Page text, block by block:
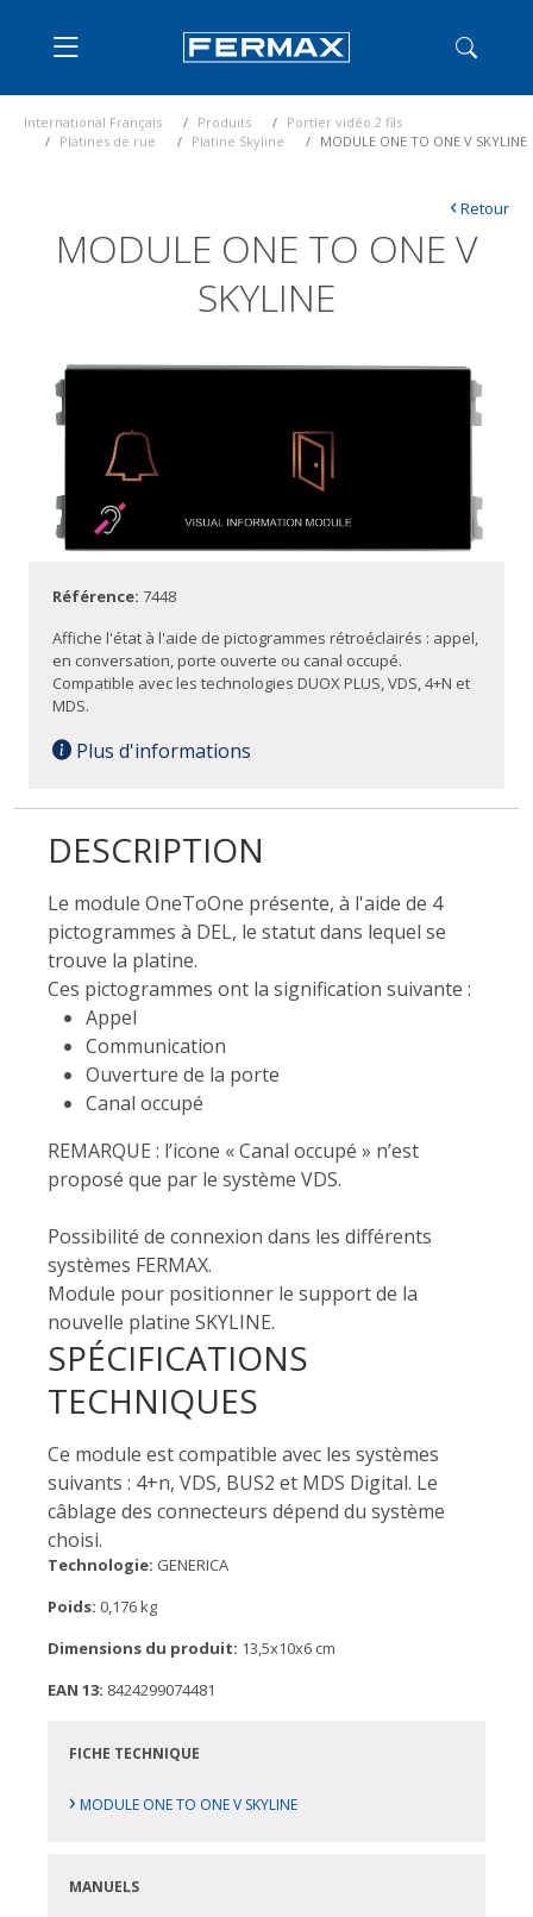
International Français Produits
Portier vidéo 2 fils
Platines de rue
Platine Skyline MODULE ONE TO ONE V SKYLINE
MODULE ONE TO ONE V
SKYLINE
‹Retour
Référence: 7448
Affiche l'état à l'aide de pictogrammes rétroéclairés : appel,
en conversation, porte ouverte ou canal occupé.
Compatible avec les technologies DUOX PLUS, VDS, 4+N et
MDS.
Plus d'informations
DESCRIPTION
Le module OneToOne présente, à l'aide de 4
pictogrammes à DEL, le statut dans lequel se
trouve la platine.
Ces pictogrammes ont la signification suivante :
Appel
Communication
Ouverture de la porte
Canal occupé
REMARQUE : l’icone « Canal occupé » n’est
proposé que par le système VDS.
Possibilité de connexion dans les différents
systèmes FERMAX.
Module pour positionner le support de la
nouvelle platine SKYLINE.
SPÉCIFICATIONS
TECHNIQUES
Ce module est compatible avec les systèmes
suivants : 4+n, VDS, BUS2 et MDS Digital. Le
câblage des connecteurs dépend du système
choisi.
Technologie: GENERICA
Poids: 0,176 kg
Dimensions du produit: 13,5x10x6 cm
EAN 13: 8424299074481
FICHE TECHNIQUE
› MODULE ONE TO ONE V SKYLINE
MANUELS